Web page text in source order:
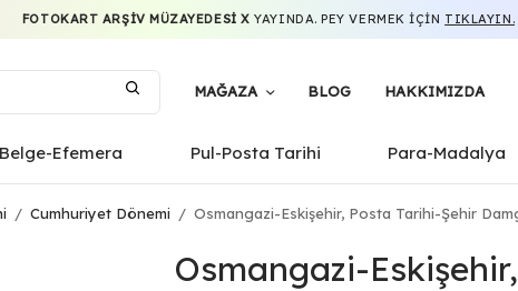
FOTOKART ARŞIV MÜZAYEDESI X YAYINDA. PEY VERMEK IÇIN TIKLAYIN.
MAĞAZA BLOG HAKKIMIZDA
Efemera Pul-Posta Tarihi Para-Madalya
/ Cumhuriyet Dönemi / Osmangazi-Eskişehir, Posta Tarihi-Şehir
Osmangazi-Eskişehir,